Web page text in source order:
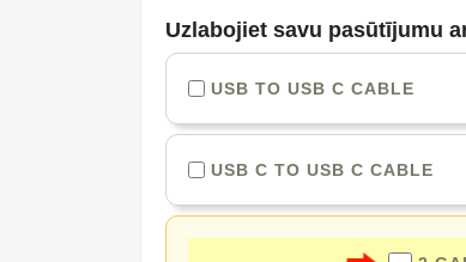
Uzlabojiet savu pasūtījumu
USB TO USB C CABLE
USB C TO USB C CABLE